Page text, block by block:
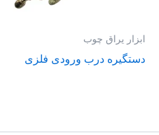
ابزار یراق چوب
دستگیره درب ورودی فلزی